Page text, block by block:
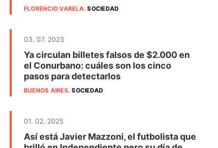
FLORENCIO VARELA.SOCIEDAD
03. 07. 2023
Ya circulan billetes falsos de $2.000 en
el Conurbano: cuáles son los cinco
pasos para detectarlos
BUENOS AIRES.SOCIEDAD
01. 02. 2025
Así está Javier Mazzoni, el futbolista que